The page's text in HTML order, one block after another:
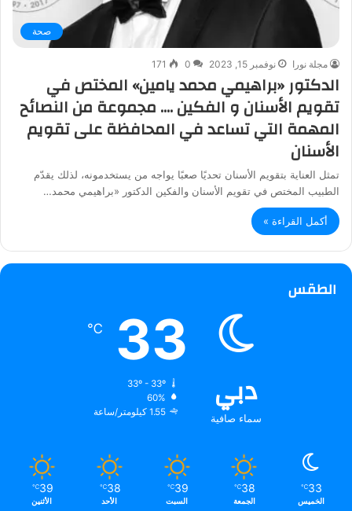
صحة
مجلة نورا نوفمبر 15, 2023 0
171
الدكتور «براهيمي محمد يامين» المختص في
تقويم الأسنان و الفكين …. مجموعة من النصائح
المهمة التي تساعد في المحافظة على تقويم
الأسنان
تمثل العناية بتقويم الأسنان تحديًا صعبًا يواجه من يستخدمونه، لذلك يقدّم
الطبيب المختص في تقويم الأسنان والفكين الدكتور «براهيمي محمد…
أكمل القراءة »
الطقس
دبي
سماء صافية
33
℃
33º - 33º
60%
1.55 كيلومتر/ساعة
33
℃
الخميس
38
℃
الجمعة
39
℃
السبت
38
℃
الأحد
39
℃
الأثنين